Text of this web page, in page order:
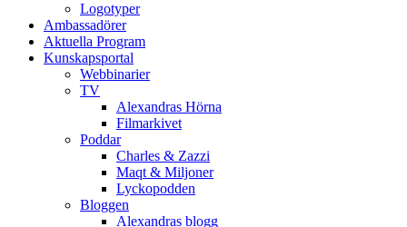
Logotyper
Ambassadörer
Aktuella Program
Kunskapsportal
Webbinarier
TV
Alexandras Hörna
Filmarkivet
Poddar
Charles & Zazzi
Maqt & Miljoner
Lyckopodden
Bloggen
Alexandras blogg